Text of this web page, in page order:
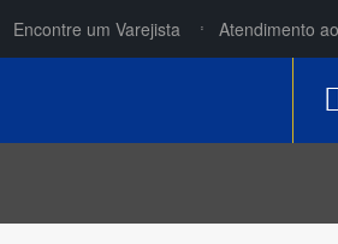
Encontre um Varejista Atendimento